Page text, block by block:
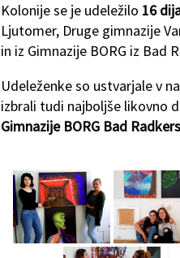
Kolonije se je udeležilo 16
Ljutomer, Druge gimnazije
in iz Gimnazije BORG iz Bad
Udeleženke so ustvarjale v
izbrali tudi najboljše likovno
Gimnazije BORG Bad